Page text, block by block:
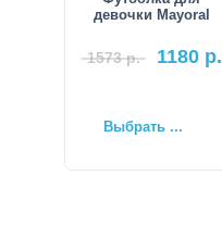
девочки Mayoral
1573р. 1180р.
Выбрать ...